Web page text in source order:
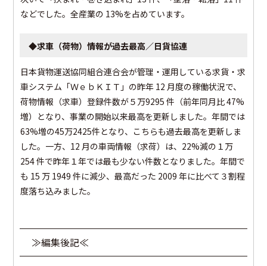
などでした。全産業の 13%を占めています。
◆求車（荷物）情報が過去最高／日貨協連
日本貨物運送協同組合連合会が管理・運用している求貨・求
車システム「ＷｅｂＫＩＴ」の昨年 12 月度の稼働状況で、
荷物情報（求車）登録件数が５万9295 件（前年同月比 47%
増）となり、事業の開始以来最高を更新しました。年間では
63%増の45万2425件となり、こちらも過去最高を更新しま
した。一方、12 月の車両情報（求荷）は、22%減の１万
254 件で昨年１年では最も少ない件数となりました。年間で
も 15 万 1949 件に減少、最高だった 2009 年に比べて３割程
度落ち込みました。
≫編集後記≪